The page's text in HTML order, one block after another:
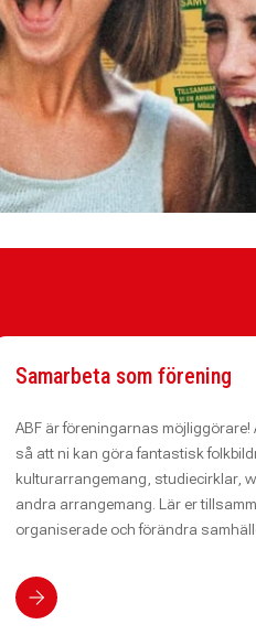
Samarbeta som förening
ABF är föreningarnas möjliggörare!
så att ni kan göra fantastisk
kulturarrangemang, studiecirklar,
andra arrangemang. Lär er
organiserade och förändra